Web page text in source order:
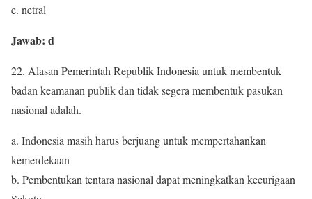
e. netral
Jawab: d
22. Alasan Pemerintah Republik Indonesia untuk membentuk
badan keamanan publik dan tidak segera membentuk pasukan
nasional adalah.
a. Indonesia masih harus berjuang untuk mempertahankan
kemerdekaan
b. Pembentukan tentara nasional dapat meningkatkan kecurigaan